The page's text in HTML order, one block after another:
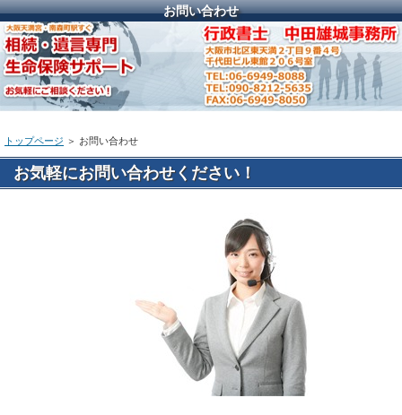
お問い合わせ
トップページ ＞ お問い合わせ
お気軽にお問い合わせください！